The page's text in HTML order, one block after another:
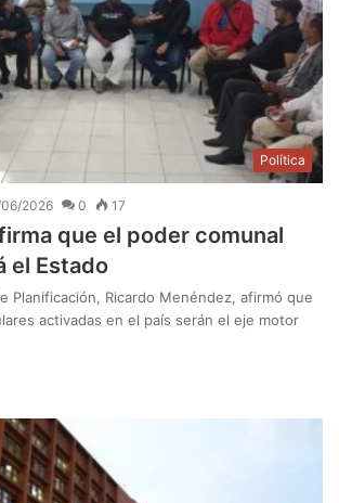
Política
2026 0 17
que el poder comunal
el Estado
Planificación, Ricardo Menéndez, afirmó que
activadas en el país serán el eje motor